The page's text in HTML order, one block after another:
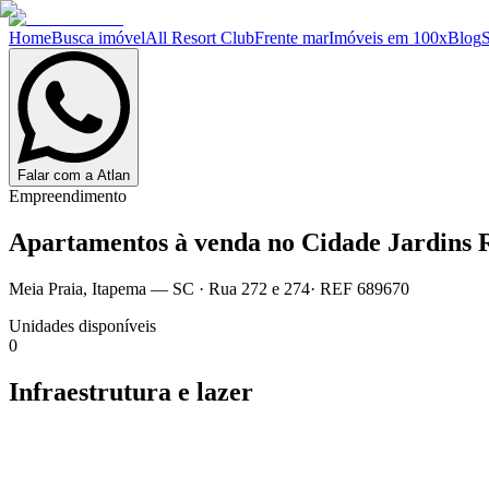
HomeBusca imóvelAll Resort ClubFrente marImóveis em 100xBlog
Falar com a Atlan
Empreendimento
Apartamentos à venda no Cidade Jardins
Meia Praia, Itapema — SC · Rua 272 e 274· REF 689670
Unidades disponíveis
0
Infraestrutura e lazer